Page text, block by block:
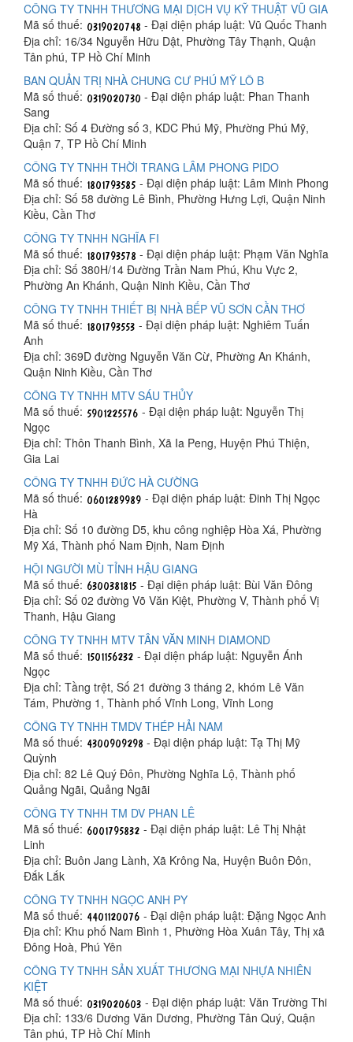
CÔNG TY TNHH THƯƠNG MẠI DỊCH VỤ KỸ THUẬT VŨ GIA
Mã số thuế:
- Đại diện pháp luật: Vũ Quốc Thanh
Địa chỉ: 16/34 Nguyễn Hữu Dật, Phường Tây Thạnh, Quận
Tân phú, TP Hồ Chí Minh
BAN QUẢN TRỊ NHÀ CHUNG CƯ PHÚ MỸ LÔ B
Mã số thuế:
- Đại diện pháp luật: Phan Thanh
Sang
Địa chỉ: Số 4 Đường số 3, KDC Phú Mỹ, Phường Phú Mỹ,
Quận 7, TP Hồ Chí Minh
CÔNG TY TNHH THỜI TRANG LÂM PHONG PIDO
Mã số thuế:
- Đại diện pháp luật: Lâm Minh Phong
Địa chỉ: Số 58 đường Lê Bình, Phường Hưng Lợi, Quận Ninh
Kiều, Cần Thơ
CÔNG TY TNHH NGHĨA FI
Mã số thuế:
- Đại diện pháp luật: Phạm Văn Nghĩa
Địa chỉ: Số 380H/14 Đường Trần Nam Phú, Khu Vực 2,
Phường An Khánh, Quận Ninh Kiều, Cần Thơ
CÔNG TY TNHH THIẾT BỊ NHÀ BẾP VŨ SƠN CẦN THƠ
Mã số thuế:
- Đại diện pháp luật: Nghiêm Tuấn
Anh
Địa chỉ: 369D đường Nguyễn Văn Cừ, Phường An Khánh,
Quận Ninh Kiều, Cần Thơ
CÔNG TY TNHH MTV SÁU THỦY
Mã số thuế:
- Đại diện pháp luật: Nguyễn Thị
Ngọc
Địa chỉ: Thôn Thanh Bình, Xã Ia Peng, Huyện Phú Thiện,
Gia Lai
CÔNG TY TNHH ĐỨC HÀ CƯỜNG
Mã số thuế:
- Đại diện pháp luật: Đinh Thị Ngọc
Hà
Địa chỉ: Số 10 đường D5, khu công nghiệp Hòa Xá, Phường
Mỹ Xá, Thành phố Nam Định, Nam Định
HỘI NGƯỜI MÙ TỈNH HẬU GIANG
Mã số thuế:
- Đại diện pháp luật: Bùi Văn Đông
Địa chỉ: Số 02 đường Võ Văn Kiệt, Phường V, Thành phố Vị
Thanh, Hậu Giang
CÔNG TY TNHH MTV TÂN VĂN MINH DIAMOND
Mã số thuế:
- Đại diện pháp luật: Nguyễn Ánh
Ngọc
Địa chỉ: Tầng trệt, Số 21 đường 3 tháng 2, khóm Lê Văn
Tám, Phường 1, Thành phố Vĩnh Long, Vĩnh Long
CÔNG TY TNHH TMDV THÉP HẢI NAM
Mã số thuế:
- Đại diện pháp luật: Tạ Thị Mỹ
Quỳnh
Địa chỉ: 82 Lê Quý Đôn, Phường Nghĩa Lộ, Thành phố
Quảng Ngãi, Quảng Ngãi
CÔNG TY TNHH TM DV PHAN LÊ
Mã số thuế:
- Đại diện pháp luật: Lê Thị Nhật
Linh
Địa chỉ: Buôn Jang Lành, Xã Krông Na, Huyện Buôn Đôn,
Đắk Lắk
CÔNG TY TNHH NGỌC ANH PY
Mã số thuế:
- Đại diện pháp luật: Đặng Ngọc Anh
Địa chỉ: Khu phố Nam Bình 1, Phường Hòa Xuân Tây, Thị xã
Đông Hoà, Phú Yên
CÔNG TY TNHH SẢN XUẤT THƯƠNG MẠI NHỰA NHIÊN
KIỆT
Mã số thuế:
- Đại diện pháp luật: Văn Trường Thi
Địa chỉ: 133/6 Dương Văn Dương, Phường Tân Quý, Quận
Tân phú, TP Hồ Chí Minh